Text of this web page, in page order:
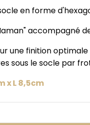
en forme
accompagné
une finition
sous le socle par
x L 8,5cm